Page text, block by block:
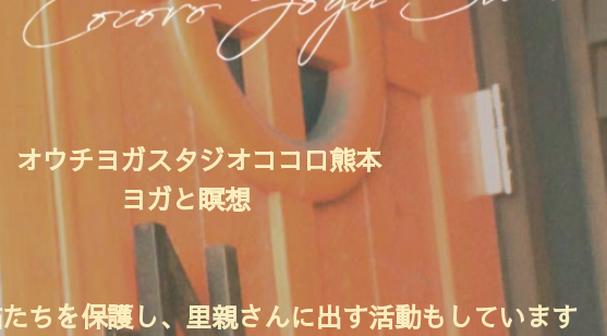
オウチヨガスタジオココロ熊本
ヨガと瞑想
ちを保護し、里親さんに出す活動もしています